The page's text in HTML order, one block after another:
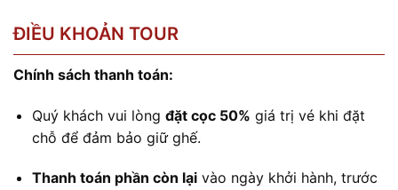
ĐIỀU KHOẢN TOUR
Chính sách thanh toán:
Quý khách vui lòng đặt cọc 50% giá trị vé khi đặt
chỗ để đảm bảo giữ ghế.
Thanh toán phần còn lạivào ngày khởi hành, trước